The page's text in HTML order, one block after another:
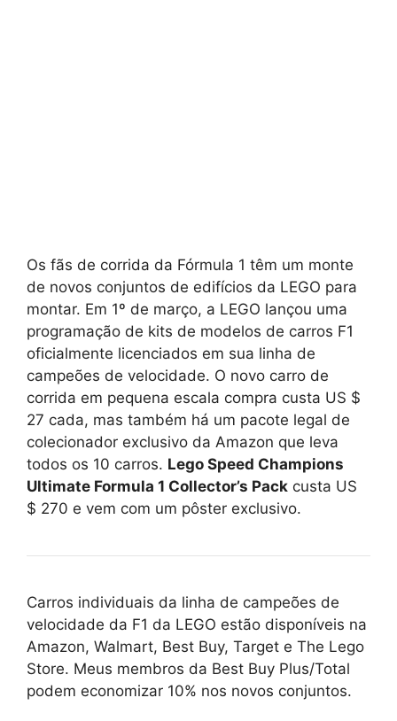
Os fãs de corrida da Fórmula 1 têm um monte
de novos conjuntos de edifícios da LEGO para
montar. Em 1º de março, a LEGO lançou uma
programação de kits de modelos de carros F1
oficialmente licenciados em sua linha de
campeões de velocidade. O novo carro de
corrida em pequena escala compra custa US $
27 cada, mas também há um pacote legal de
colecionador exclusivo da Amazon que leva
todos os 10 carros. Lego Speed ​​Champions
Ultimate Formula 1 Collector’s Pack custa US
$ 270 e vem com um pôster exclusivo.
Carros individuais da linha de campeões de
velocidade da F1 da LEGO estão disponíveis na
Amazon, Walmart, Best Buy, Target e The Lego
Store. Meus membros da Best Buy Plus/Total
podem economizar 10% nos novos conjuntos.